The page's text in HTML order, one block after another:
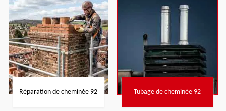
Réparation de cheminée 92 Tubage de cheminée 92